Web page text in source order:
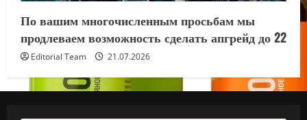
По вашим многочисленным просьбам мы
продлеваем возможность сделать апгрейд до 22
Editorial Team 21.07.2026